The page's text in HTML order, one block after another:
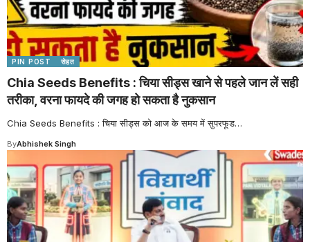
PIN POST सेहत
Chia Seeds Benefits : चिया सीड्स खाने से पहले जान लें सही
तरीका, वरना फायदे की जगह हो सकता है नुकसान
Chia Seeds Benefits : चिया सीड्स को आज के समय में सुपरफूड…
ByAbhishek Singh